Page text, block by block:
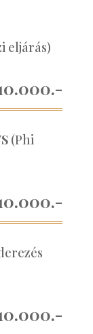
eljárás)
(Phi